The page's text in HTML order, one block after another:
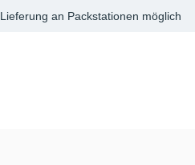
Lieferung an Packstationen möglich